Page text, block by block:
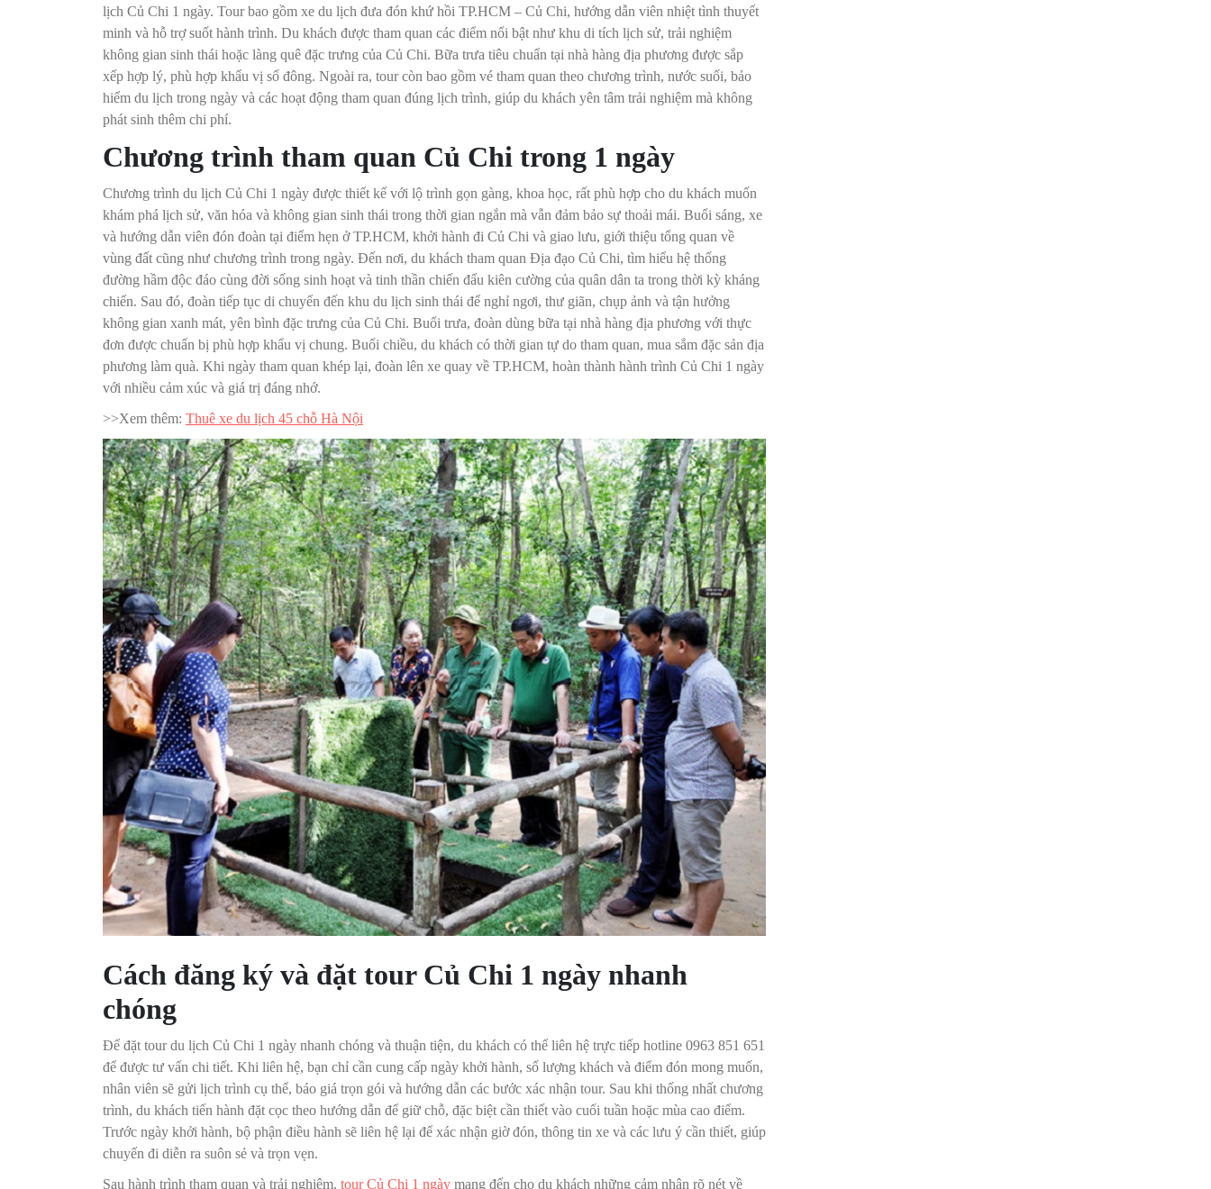
lịch Củ Chi 1 ngày. Tour bao gồm xe du lịch đưa đón khứ hồi TP.HCM – Củ Chi, hướng dẫn viên nhiệt tình thuyết
minh và hỗ trợ suốt hành trình. Du khách được tham quan các điểm nổi bật như khu di tích lịch sử, trải nghiệm
không gian sinh thái hoặc làng quê đặc trưng của Củ Chi. Bữa trưa tiêu chuẩn tại nhà hàng địa phương được sắp
xếp hợp lý, phù hợp khẩu vị số đông. Ngoài ra, tour còn bao gồm vé tham quan theo chương trình, nước suối, bảo
hiểm du lịch trong ngày và các hoạt động tham quan đúng lịch trình, giúp du khách yên tâm trải nghiệm mà không
phát sinh thêm chi phí.
Chương trình tham quan Củ Chi trong 1 ngày
Chương trình du lịch Củ Chi 1 ngày được thiết kế với lộ trình gọn gàng, khoa học, rất phù hợp cho du khách muốn
khám phá lịch sử, văn hóa và không gian sinh thái trong thời gian ngắn mà vẫn đảm bảo sự thoải mái. Buổi sáng, xe
và hướng dẫn viên đón đoàn tại điểm hẹn ở TP.HCM, khởi hành đi Củ Chi và giao lưu, giới thiệu tổng quan về
vùng đất cũng như chương trình trong ngày. Đến nơi, du khách tham quan Địa đạo Củ Chi, tìm hiểu hệ thống
đường hầm độc đáo cùng đời sống sinh hoạt và tinh thần chiến đấu kiên cường của quân dân ta trong thời kỳ kháng
chiến. Sau đó, đoàn tiếp tục di chuyển đến khu du lịch sinh thái để nghỉ ngơi, thư giãn, chụp ảnh và tận hưởng
không gian xanh mát, yên bình đặc trưng của Củ Chi. Buổi trưa, đoàn dùng bữa tại nhà hàng địa phương với thực
đơn được chuẩn bị phù hợp khẩu vị chung. Buổi chiều, du khách có thời gian tự do tham quan, mua sắm đặc sản địa
phương làm quà. Khi ngày tham quan khép lại, đoàn lên xe quay về TP.HCM, hoàn thành hành trình Củ Chi 1 ngày
với nhiều cảm xúc và giá trị đáng nhớ.
>>Xem thêm: Thuê xe du lịch 45 chỗ Hà Nội
Cách đăng ký và đặt tour Củ Chi 1 ngày nhanh
chóng
Để đặt tour du lịch Củ Chi 1 ngày nhanh chóng và thuận tiện, du khách có thể liên hệ trực tiếp hotline 0963 851 651
để được tư vấn chi tiết. Khi liên hệ, bạn chỉ cần cung cấp ngày khởi hành, số lượng khách và điểm đón mong muốn,
nhân viên sẽ gửi lịch trình cụ thể, báo giá trọn gói và hướng dẫn các bước xác nhận tour. Sau khi thống nhất chương
trình, du khách tiến hành đặt cọc theo hướng dẫn để giữ chỗ, đặc biệt cần thiết vào cuối tuần hoặc mùa cao điểm.
Trước ngày khởi hành, bộ phận điều hành sẽ liên hệ lại để xác nhận giờ đón, thông tin xe và các lưu ý cần thiết, giúp
chuyến đi diễn ra suôn sẻ và trọn vẹn.
Sau hành trình tham quan và trải nghiệm, tour Củ Chi 1 ngày mang đến cho du khách những cảm nhận rõ nét về